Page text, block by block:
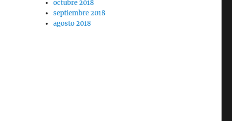
octubre 2018
septiembre 2018
agosto 2018